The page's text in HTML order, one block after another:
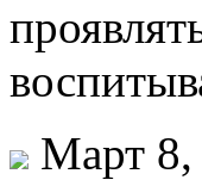
Март 8,